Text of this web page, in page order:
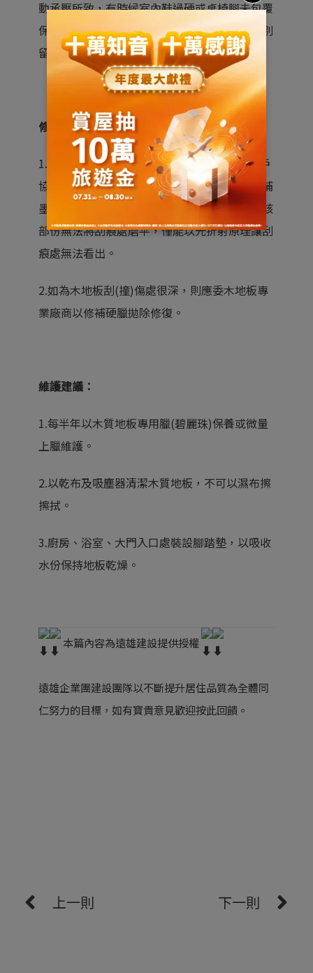
動承壓所致，有時候室內鞋過硬或桌椅腳未包覆
保護都有可能，當然家中有小孩子的話也要特別
留意，許多兒童玩具都會導致木地板刮痕。
修繕建議：
1.木地板刮傷處理如屬於輕微刮痕，應先與客戶
協調以三節式的木質刮傷修補筆塗抹後，俟修補
墨水乾燥後使用軟質乾布擦拭至光亮即可。惟該
部份無法將刮痕處磨平，僅能以光折射原理讓刮
痕處無法看出。
2.如為木地板刮(撞)傷處很深，則應委木地板專
業廠商以修補硬臘拋除修復。
維護建議：
1.每半年以木質地板專用臘(碧麗珠)保養或微量
上臘維護。
2.以乾布及吸塵器清潔木質地板，不可以濕布擦
擦拭。
3.廚房、浴室、大門入口處裝設腳踏墊，以吸收
水份保持地板乾燥。
本篇內容為遠雄建設提供授權
遠雄企業團建設團隊以不斷提升居住品質為全體同
仁努力的目標，如有寶貴意見歡迎按此回饋 。
上一則 下一則